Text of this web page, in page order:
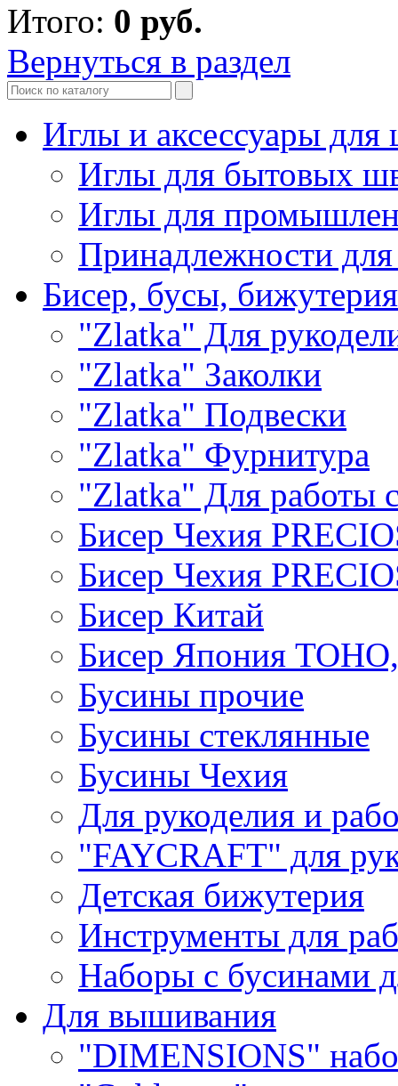
Итого: 0 руб.
Вернуться в раздел
Иглы и аксессуары
Иглы для бытовых
Иглы для
Принадлежности
Бисер, бусы, бижутерия
"Zlatka" Для
"Zlatka" Заколки
"Zlatka" Подвески
"Zlatka" Фурнитура
"Zlatka" Для работы
Бисер Чехия
Бисер Чехия
Бисер Китай
Бисер Япония
Бусины прочие
Бусины стеклянные
Бусины Чехия
Для рукоделия и
"FAYCRAFT" для
Детская бижутерия
Инструменты для
Наборы с бусинами
Для вышивания
"DIMENSIONS"